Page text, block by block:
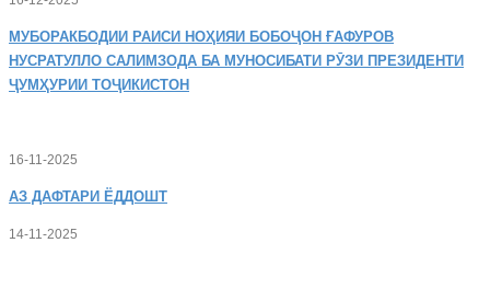
МУБОРАКБОДИИ РАИСИ НОҲИЯИ БОБОҶОН ҒАФУРОВ
НУСРАТУЛЛО САЛИМЗОДА БА МУНОСИБАТИ РӮЗИ ПРЕЗИДЕНТИ
ҶУМҲУРИИ ТОҶИКИСТОН
16-11-2025
АЗ ДАФТАРИ ЁДДОШТ
14-11-2025